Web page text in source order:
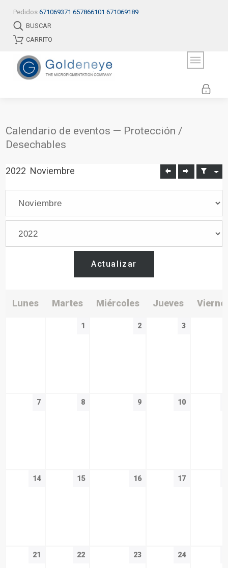
Pedidos 671069371 657866101 671069189
BUSCAR
CARRITO
Calendario de eventos — Protección /
Desechables
2022 Noviembre
Actualizar
Lunes Martes Miércoles Jueves
1 2 3
7 8 9 10
14 15 16 17
21 22 23 24